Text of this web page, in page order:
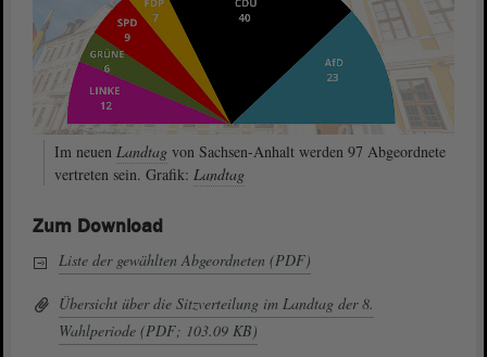
Im neuen Landtag von Sachsen-Anhalt werden 97 Abgeordnete
vertreten sein. Grafik: Landtag
Zum Download
Liste der gewählten Abgeordneten (PDF)
Übersicht über die Sitzverteilung im Landtag der 8.
Wahlperiode (PDF; 103.09 KB)